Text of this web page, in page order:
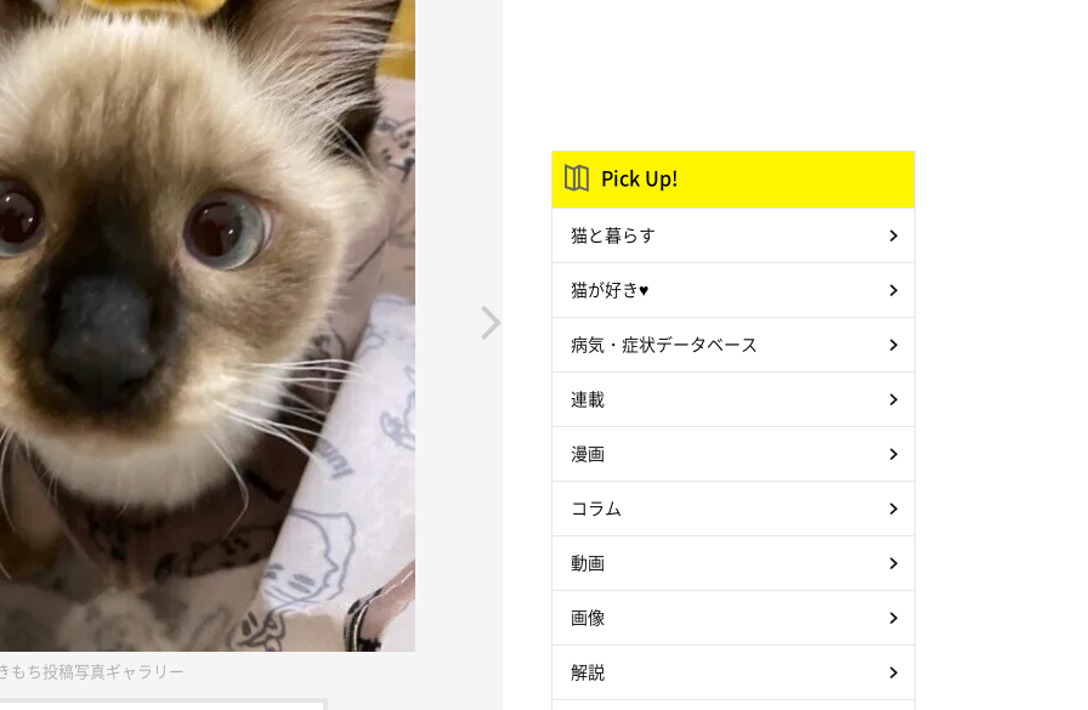
もち投稿写真ギャラリー
Pick Up!
猫と暮らす
猫が好き♥
病気・症状データベース
連載
漫画
コラム
動画
画像
解説